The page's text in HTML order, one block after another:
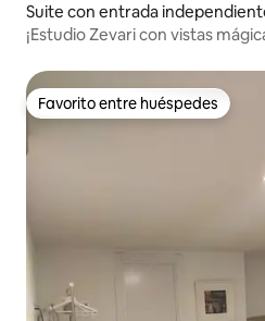
Suite con entrada
¡Estudio Zevari con vistas
Favorito entre huéspedes
Favorito entre huéspedes